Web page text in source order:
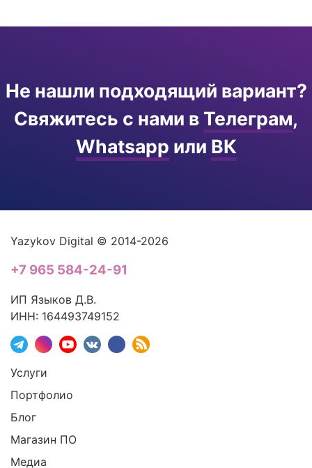
Не нашли подходящий вариант?
Свяжитесь с нами в Телеграм,
Whatsapp или ВК
Yazykov Digital © 2014-2026
+7 965 584-24-91
ИП Языков Д.В.
ИНН: 164493749152
Услуги
Портфолио
Блог
Магазин ПО
Медиа